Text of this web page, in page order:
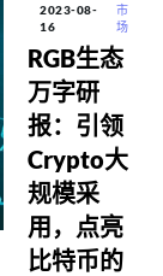
2023-08-
16
市
场
RGB生态
万字研
报：引领
Crypto大
规模采
用，点亮
比特币的